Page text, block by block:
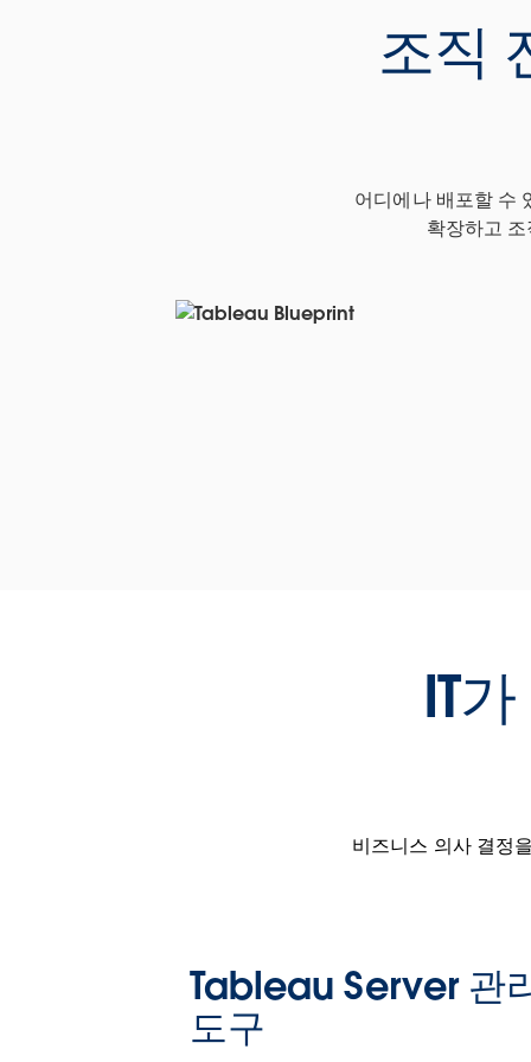
조직
어디에나 배포할 수
확장하고
IT
비즈니스 의사 결정
Tableau Server 관
도구